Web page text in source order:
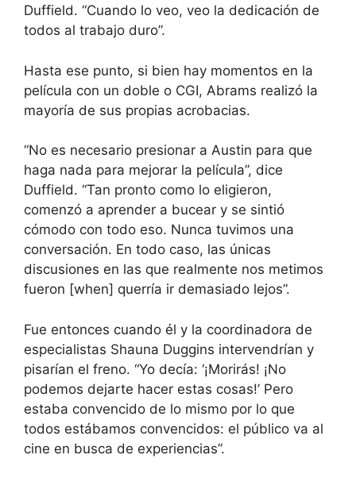
Duffield. “Cuando lo veo, veo la dedicación de
todos al trabajo duro”.
Hasta ese punto, si bien hay momentos en la
película con un doble o CGI, Abrams realizó la
mayoría de sus propias acrobacias.
“No es necesario presionar a Austin para que
haga nada para mejorar la película”, dice
Duffield. “Tan pronto como lo eligieron,
comenzó a aprender a bucear y se sintió
cómodo con todo eso. Nunca tuvimos una
conversación. En todo caso, las únicas
discusiones en las que realmente nos metimos
fueron [when] querría ir demasiado lejos”.
Fue entonces cuando él y la coordinadora de
especialistas Shauna Duggins intervendrían y
pisarían el freno. “Yo decía: ‘¡Morirás! ¡No
podemos dejarte hacer estas cosas!’ Pero
estaba convencido de lo mismo por lo que
todos estábamos convencidos: el público va al
cine en busca de experiencias”.